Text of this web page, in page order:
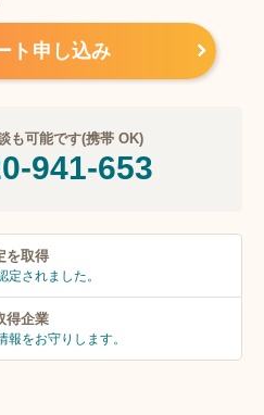
ト申し込み
も可能です(携帯 OK)
941-653
を取得
定されました。
得企業
報をお守りします。